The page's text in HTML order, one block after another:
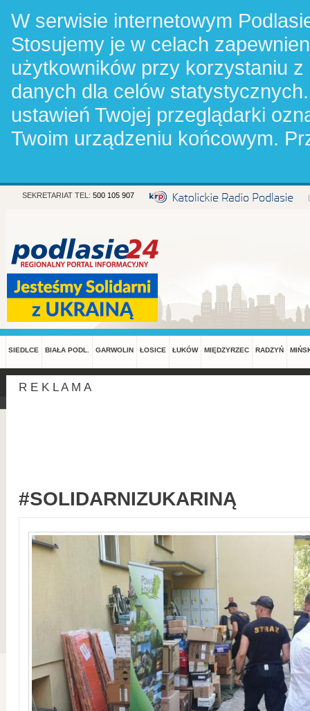
W serwisie internetowym
Stosujemy je w celach
użytkowników przy korzystaniu
danych dla celów
ustawień Twojej przeglądarki
Twoim urządzeniu końcowym.
SEKRETARIAT TEL: 500 105 907
SIEDLCE BIAŁA PODL. GARWOLIN ŁOSICE ŁUKÓW MIĘDZYRZEC RADZYŃ
R E K L A M A
#SOLIDARNIZUKARINĄ